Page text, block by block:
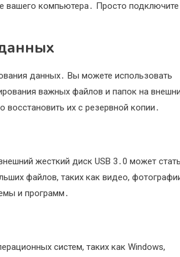
компьютера․ Просто подключите
данных․ Вы можете использовать
важных файлов и папок на
их с резервной копии․
жесткий диск USB 3․0 может
файлов, таких как видео,
и программ․
систем, таких как Windows,